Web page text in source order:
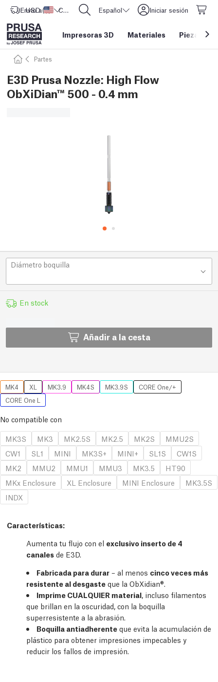
Envío a Estados Unidos
USD ($) CORE One L: ¡Ya disponible! Español Iniciar sesión
Impresoras 3D Materiales Piezas y
Partes
E3D Prusa Nozzle: High Flow
ObXiDian™ 500 - 0.4 mm
Diámetro boquilla
En stock
Añadir a la cesta
MK4 XL MK3.9 MK4S MK3.9S
CORE One/+
CORE One L
No compatible con
MK3S
MK3 MK2.5S MK2.5 MK2S
MMU2S
CW1
SL1 MINI MK3S+ MINI+ SL1S
CW1S
MK2
MMU2 MMU1 MMU3 MK3.5
HT90
MKx Enclosure
XL Enclosure MINI Enclosure
MK3.5S
INDX
Características:
Aumenta tu flujo con el exclusivo inserto de 4
canales de E3D.
Fabricada para durar – al menos cinco veces más
resistente al desgaste que la ObXidian®.
Imprime CUALQUIER material, incluso filamentos
que brillan en la oscuridad, con la boquilla
superresistente a la abrasión.
Boquilla antiadherente que evita la acumulación de
plástico para obtener impresiones impecables y
reducir los fallos de impresión.